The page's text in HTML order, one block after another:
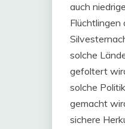
auch
Flüchtlingen
solche
gefoltert
solche
gemacht
sichere